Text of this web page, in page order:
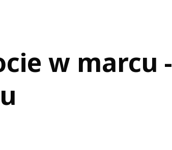
w marcu -